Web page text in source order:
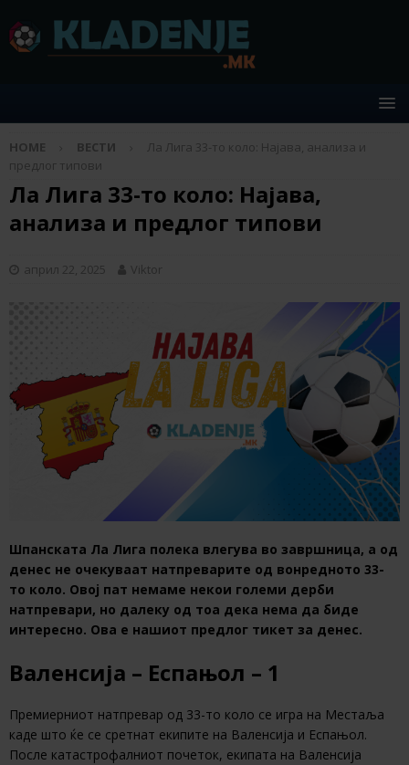
HOME ВЕСТИ
Ла Лига 33-то коло: Најава, анализа и
предлог типови
Ла Лига 33-то коло: Најава,
анализа и предлог типови
април 22, 2025 Viktor
Шпанската Ла Лига полека влегува во завршница, а од
денес не очекуваат натпреварите од вонредното 33-
то коло. Овој пат немаме некои големи дерби
натпревари, но далеку од тоа дека нема да биде
интересно. Ова е нашиот предлог тикет за денес.
Валенсија – Еспањол – 1
Премиерниот натпревар од 33-то коло се игра на Местаља
каде што ќе се сретнат екипите на Валенсија и Еспањол.
После катастрофалниот почеток, екипата на Валенсија